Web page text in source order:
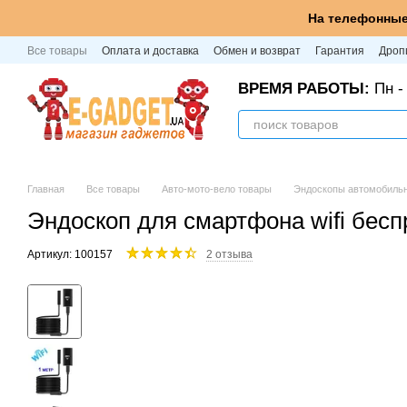
На
Все товары Оплата и доставка Обмен и возврат Гарантия
ВРЕМЯ РАБОТЫ: Пн -
Главная Все товары Авто-мото-вело товары Эндоскопы
Эндоскоп для смартфона wifi
Артикул: 100157 2 отзыва